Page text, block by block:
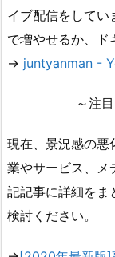
イブ配信をしてい
で増やせるか、ド
→ juntyanman -
～注
現在、景況感の悪
業やサービス、メ
記記事に詳細をま
検討ください。